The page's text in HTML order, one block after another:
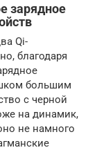
зарядное
Qi-
благодаря
большим
с черной
на динамик,
не намного